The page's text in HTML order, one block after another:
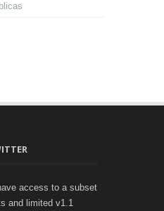
access to a subset
and limited v1.1